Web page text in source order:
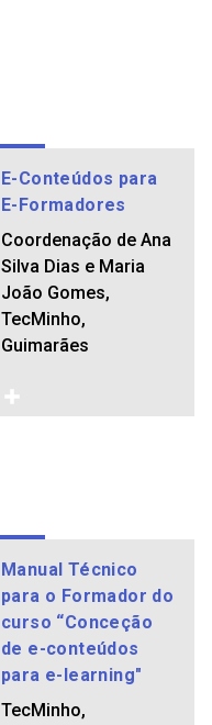
E-Conteúdos para
E-Formadores
Coordenação de Ana
Silva Dias e Maria
João Gomes,
TecMinho,
Guimarães
Manual Técnico
para o Formador do
curso “Conceção
de e-conteúdos
para e-learning"
TecMinho,